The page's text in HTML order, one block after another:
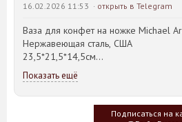
16.02.2026 11:53 · открыть в Telegram
Ваза для конфет на ножке Michael
Нержавеющая сталь, США
23,5*21,5*14,5см
Идея такого дизайна предметов
создателю, когда он впервые
у которого растут двойные листья,
Показать ещё
Подписаться на